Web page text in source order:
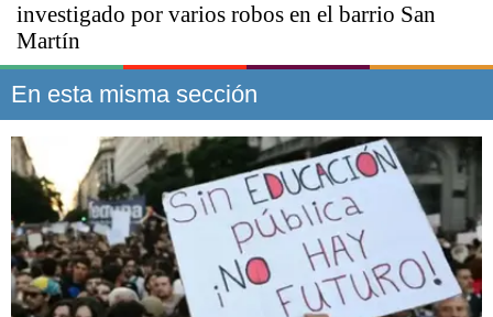
investigado por varios robos en el barrio San
Martín
En esta misma sección